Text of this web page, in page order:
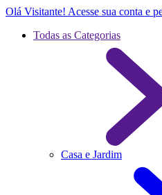
Olá Visitante! Acesse sua conta e
Todas as Categorias
Casa e Jardim